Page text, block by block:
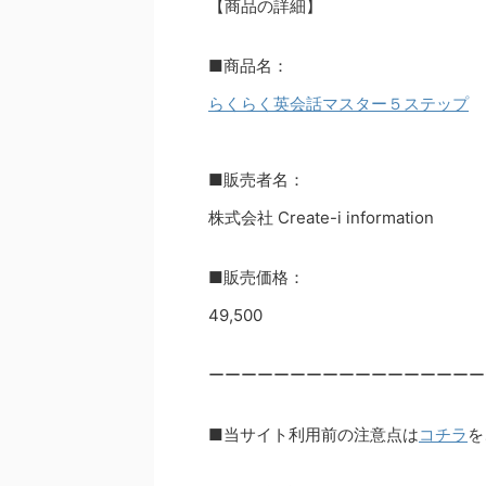
【商品の詳細】
■商品名：
らくらく英会話マスター５ステップ
■販売者名：
株式会社 Create-i information
■販売価格：
49,500
ーーーーーーーーーーーーーーーー
■当サイト利用前の注意点はコチラ